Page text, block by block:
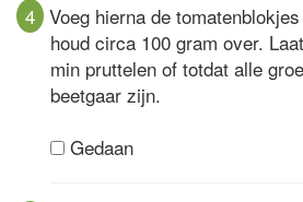
4 Voeg hierna de
houd circa 100 gram over.
min pruttelen of totdat alle
beetgaar zijn.
Gedaan